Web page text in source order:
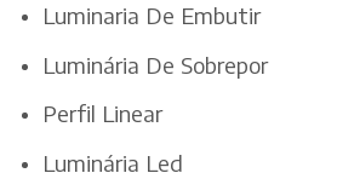
Luminaria De Embutir
Luminária De Sobrepor
Perfil Linear
Luminária Led